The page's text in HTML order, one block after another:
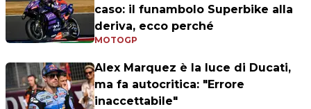
caso: il funambolo Superbike alla
deriva, ecco perché
MOTOGP
Alex Marquez è la luce di Ducati,
ma fa autocritica: "Errore
inaccettabile"